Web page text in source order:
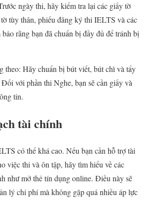
ngày thi, hãy kiểm tra lại các giấy tờ
tùy thân, phiếu đăng ký thi IELTS và các
rằng bạn đã chuẩn bị đầy đủ để tránh bị
theo: Hãy chuẩn bị bút viết, bút chì và tẩy
với phần thi Nghe, bạn sẽ cần giấy và
tin.
tài chính
có thể khá cao. Nếu bạn cần hỗ trợ tài
việc thi và ôn tập, hãy tìm hiểu về các
như mở thẻ tín dụng online. Điều này sẽ
lý chi phí mà không gặp quá nhiều áp lực